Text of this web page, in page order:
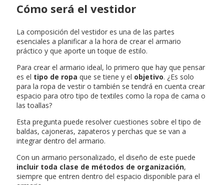
Cómo será el vestidor
La composición del vestidor es una de las partes
esenciales a planificar a la hora de crear el armario
práctico y que aporte un toque de estilo.
Para crear el armario ideal, lo primero que hay que pensar
es el tipo de ropa que se tiene y el objetivo. ¿Es solo
para la ropa de vestir o también se tendrá en cuenta crear
espacio para otro tipo de textiles como la ropa de cama o
las toallas?
Esta pregunta puede resolver cuestiones sobre el tipo de
baldas, cajoneras, zapateros y perchas que se van a
integrar dentro del armario.
Con un armario personalizado, el diseño de este puede
incluir toda clase de métodos de organización,
siempre que entren dentro del espacio disponible para el